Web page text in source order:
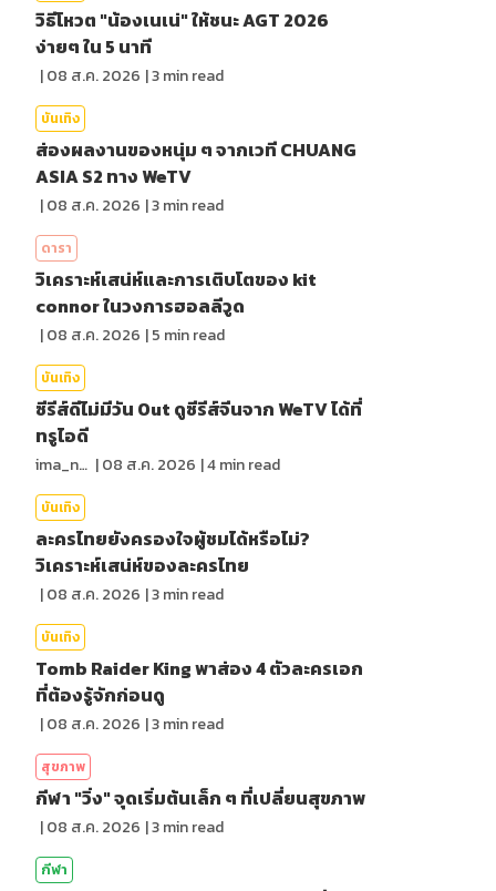
วิธีโหวต "น้องเนเน่" ให้ชนะ AGT 2026
ง่ายๆ ใน 5 นาที
|08 ส.ค. 2026 |3min read
บันเทิง
ส่องผลงานของหนุ่ม ๆ จากเวที CHUANG
ASIA S2 ทาง WeTV
|08 ส.ค. 2026 |3min read
ดารา
วิเคราะห์เสน่ห์และการเติบโตของ kit
connor ในวงการฮอลลีวูด
|08 ส.ค. 2026 |5 min read
บันเทิง
ซีรีส์ดีไม่มีวัน Out ดูซีรีส์จีนจาก WeTV ได้ที่
ทรูไอดี
ima_nan |08 ส.ค. 2026 |4min read
บันเทิง
ละครไทยยังครองใจผู้ชมได้หรือไม่?
วิเคราะห์เสน่ห์ของละครไทย
|08 ส.ค. 2026 |3min read
บันเทิง
Tomb Raider King พาส่อง 4 ตัวละครเอก
ที่ต้องรู้จักก่อนดู
|08 ส.ค. 2026 |3min read
สุขภาพ
กีฬา "วิ่ง" จุดเริ่มต้นเล็ก ๆ ที่เปลี่ยนสุขภาพ
|08 ส.ค. 2026 |3min read
กีฬา